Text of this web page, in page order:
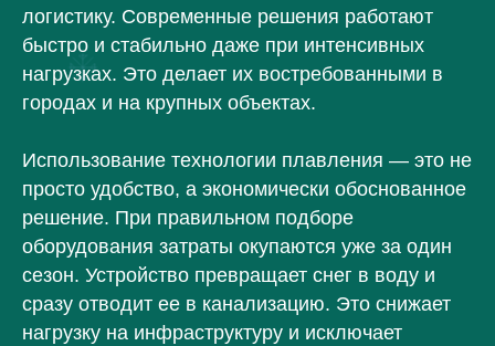
логистику. Современные решения работают
быстро и стабильно даже при интенсивных
нагрузках. Это делает их востребованными в
городах и на крупных объектах.
Использование технологии плавления — это не
просто удобство, а экономически обоснованное
решение. При правильном подборе
оборудования затраты окупаются уже за один
сезон. Устройство превращает снег в воду и
сразу отводит ее в канализацию. Это снижает
нагрузку на инфраструктуру и исключает